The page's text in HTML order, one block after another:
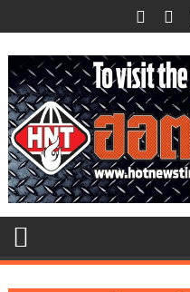
to
content